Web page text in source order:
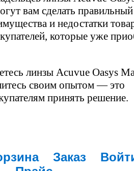
вам сделать правильный
и недостатки
которые уже
линзы Acuvue Oasys
своим опытом — это
принять решение.
Заказ